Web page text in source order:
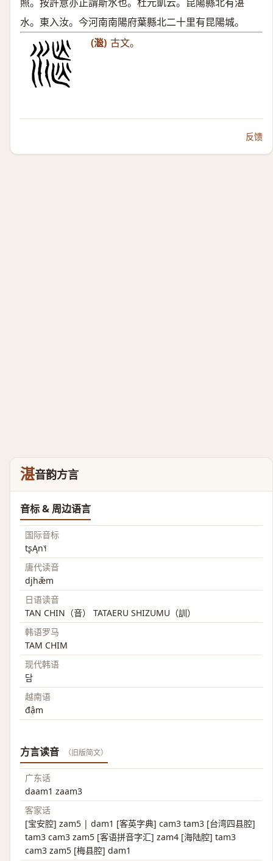
水。東入汝。今河南南陽府葉縣北二十里有昆陽城。
(㴴) 古文。
反馈
湛音韵方言
音标 & 周边语言
国际音标
tʂĄn˥˧
唐代读音
djhæ̌m
日语读音
TAN CHIN（音） TATAERU SHIZUMU（訓）
韩语罗马
TAM CHIM
现代韩语
담
越南语
đậm
方言读音 （旧版简文）
广东话
daam1 zaam3
客家话
[宝安腔] zam5 | dam1 [客英字典] cam3 tam3 [台湾四县腔]
tam3 cam3 zam5 [客语拼音字汇] zam4 [海陆腔] tam3
cam3 zam5 [梅县腔] dam1